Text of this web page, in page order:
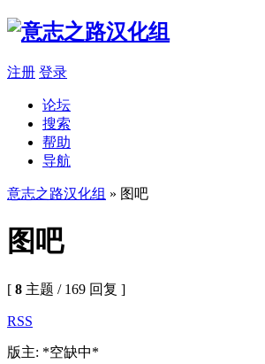
注册 登录
论坛
搜索
帮助
导航
意志之路汉化组 » 图吧
图吧
[ 8 主题 / 169 回复 ]
RSS
版主: *空缺中*